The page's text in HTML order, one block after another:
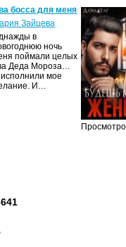
босса для меня
Зайцева
в
ночь
поймали целых
Деда Мороза…
мое
И…